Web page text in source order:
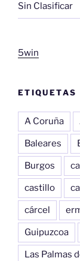
Sin Clasificar
5win
ETIQUETAS
A Coruña
Baleares
Burgos
castillo
cárcel
Guipuzcoa
Las Palmas